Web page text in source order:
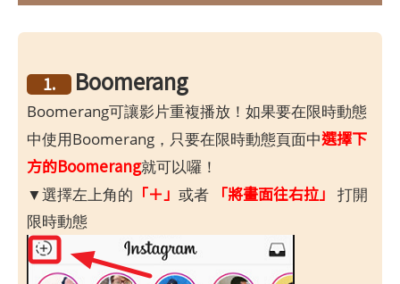
1. Boomerang
Boomerang可讓影片重複播放！如果要在限時動態
中使用Boomerang，只要在限時動態頁面中選擇下
方的Boomerang就可以囉！
▼選擇左上角的 「＋」 或者 「將畫面往右拉」 打開
限時動態